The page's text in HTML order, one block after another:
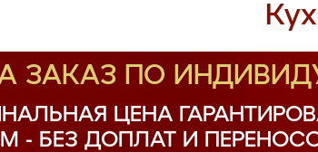
ЗАКАЗ ПО
ЦЕНА
- БЕЗ ДОПЛАТ И